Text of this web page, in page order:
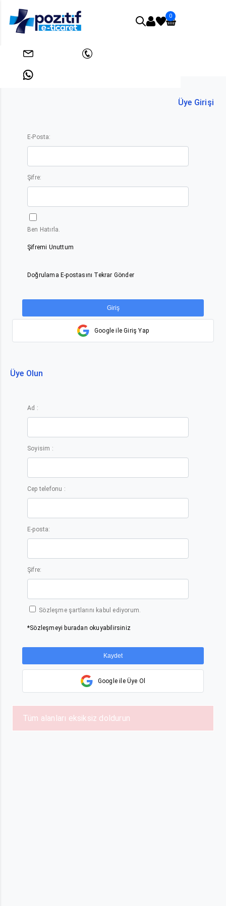
info@pozitifeticaret.com
0
Üye Girişi
E-Posta:
Şifre:
Ben Hatırla.
Şifremi Unuttum
Doğrulama E-postasını Tekrar Gönder
Giriş
Google ile Giriş Yap
Üye Olun
Ad :
Soyisim :
Cep telefonu :
E-posta:
Şifre:
Sözleşme şartlarını kabul ediyorum.
*Sözleşmeyi buradan okuyabilirsiniz
Kaydet
Google ile Üye Ol
Tüm alanları eksiksiz doldurun